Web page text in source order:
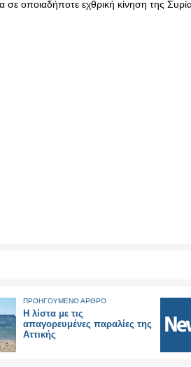
σε οποιαδήποτε εχθρική κίνηση της
ΠΡΟΗΓΟΥΜΕΝΟ ΑΡΘΡΟ
Η λίστα με τις
απαγορευμένες παραλίες της
Αττικής